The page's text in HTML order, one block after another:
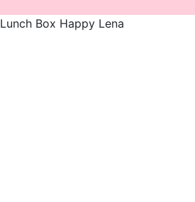
Lunch Box Happy Lena